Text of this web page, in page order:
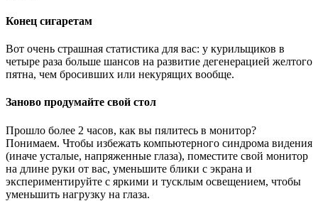
Конец сигаретам
Вот очень страшная статистика для вас: у курильщиков в
четыре раза больше шансов на развитие дегенерацией желтого
пятна, чем бросивших или некурящих вообще.
Заново продумайте свой стол
Прошло более 2 часов, как вы пялитесь в монитор?
Понимаем. Чтобы избежать компьютерного синдрома видения
(иначе усталые, напряженные глаза), поместите свой монитор
на длине руки от вас, уменьшите блики с экрана и
экспериментируйте с яркими и тусклым освещением, чтобы
уменьшить нагрузку на глаза.